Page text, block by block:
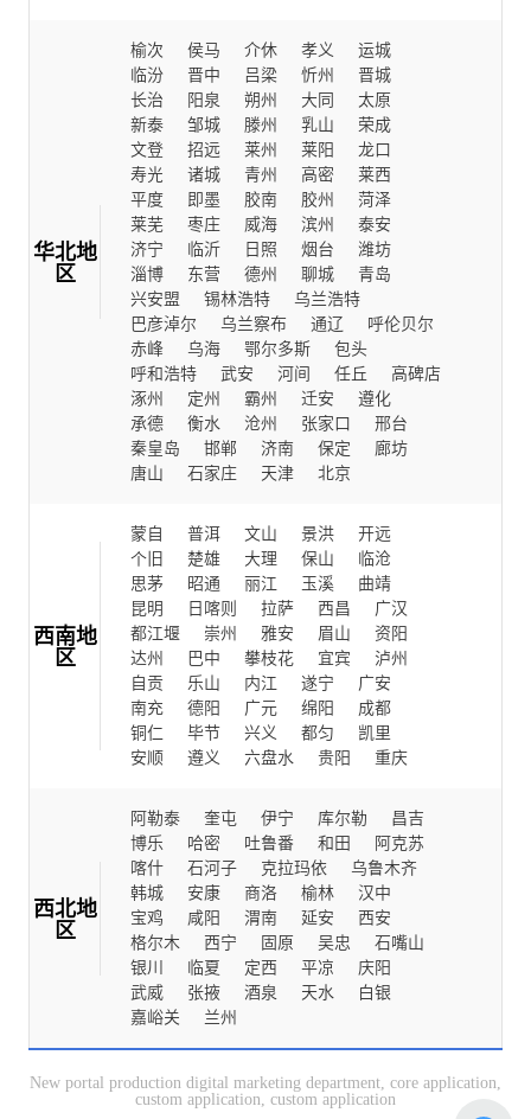
华北地
区
榆次 侯马 介休 孝义
运城
临汾
晋中 吕梁 忻州
晋城
长治
阳泉 朔州 大同
太原
新泰
邹城 滕州 乳山
荣成
文登
招远 莱州 莱阳
龙口
寿光
诸城 青州 高密
莱西
平度
即墨 胶南 胶州
菏泽
莱芜
枣庄 威海 滨州
泰安
济宁
临沂 日照 烟台
潍坊
淄博
东营 德州 聊城
青岛
兴安盟
锡林浩特
乌兰浩特
巴彦淖尔
乌兰察布 通辽
呼伦贝尔
赤峰
乌海 鄂尔多斯
包头
呼和浩特
武安 河间 任丘
高碑店
涿州
定州 霸州 迁安
遵化
承德
衡水 沧州 张家口
邢台
秦皇岛
邯郸 济南 保定
廊坊
唐山
石家庄 天津 北京
西南地
区
蒙自 普洱 文山 景洪
开远
个旧
楚雄 大理 保山
临沧
思茅
昭通 丽江 玉溪
曲靖
昆明
日喀则 拉萨 西昌
广汉
都江堰
崇州 雅安 眉山
资阳
达州
巴中 攀枝花 宜宾
泸州
自贡
乐山 内江 遂宁
广安
南充
德阳 广元 绵阳
成都
铜仁
毕节 兴义 都匀
凯里
安顺
遵义 六盘水 贵阳 重庆
西北地
区
阿勒泰 奎屯 伊宁 库尔勒
昌吉
博乐
哈密 吐鲁番 和田
阿克苏
喀什
石河子 克拉玛依
乌鲁木齐
韩城
安康 商洛 榆林
汉中
宝鸡
咸阳 渭南 延安
西安
格尔木
西宁 固原 吴忠
石嘴山
银川
临夏 定西 平凉
庆阳
武威
张掖 酒泉 天水
白银
嘉峪关
兰州
New portal production digital marketing department, core application,
custom application, custom application